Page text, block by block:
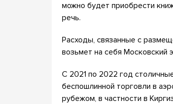
можно будет приобрести
речь.
Расходы, связанные с
возьмет на себя Московский
С 2021 по 2022 год
беспошлинной торговли в
рубежом, в частности в